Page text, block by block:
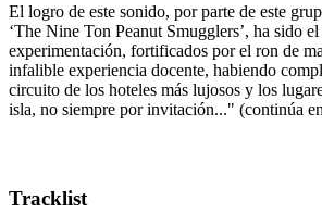
El logro de este sonido, por parte de este
‘The Nine Ton Peanut Smugglers’, ha sido
experimentación, fortificados por el ron de
infalible experiencia docente, habiendo
circuito de los hoteles más lujosos y los
isla, no siempre por invitación..." (continúa
Tracklist